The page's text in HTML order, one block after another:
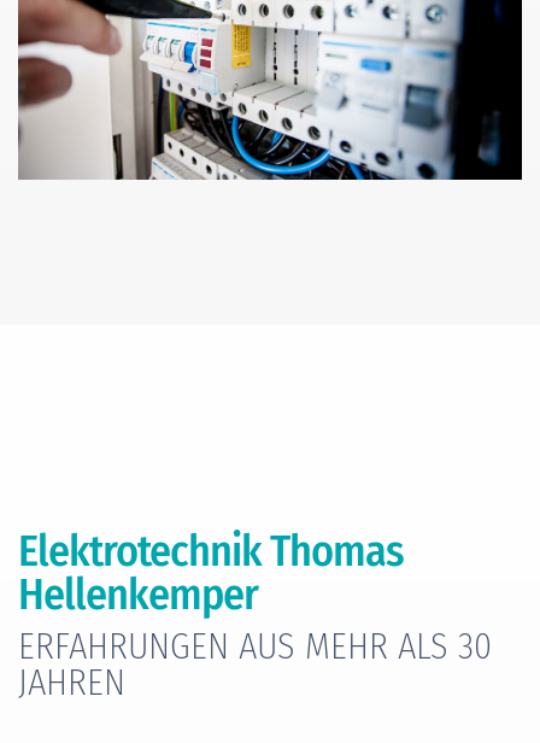
Elektrotechnik Thomas
Hellenkemper
ERFAHRUNGEN AUS MEHR ALS 30
JAHREN